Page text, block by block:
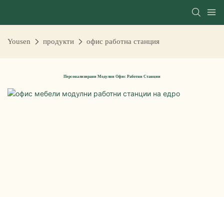
Yousen продукти офис работна станция
Персонализирани Модулни Офис Работни Станции